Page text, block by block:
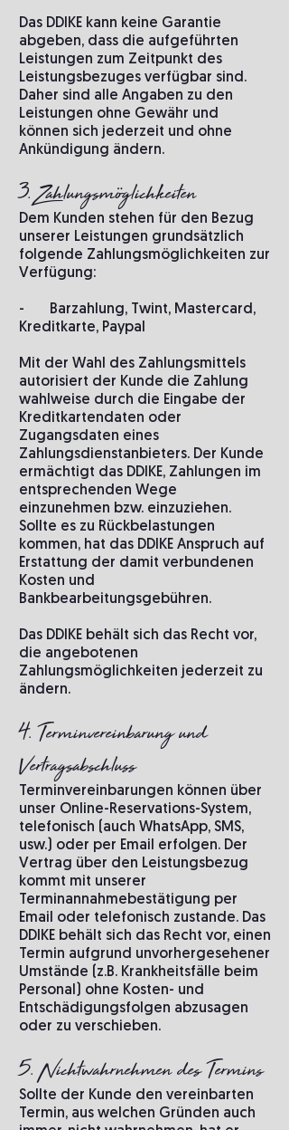
Das DDIKE kann keine Garantie
abgeben, dass die aufgeführten
Leistungen zum Zeitpunkt des
Leistungsbezuges verfügbar sind.
Daher sind alle Angaben zu den
Leistungen ohne Gewähr und
können sich jederzeit und ohne
Ankündigung ändern.
3. Zahlungsmöglichkeiten
Dem Kunden stehen für den Bezug
unserer Leistungen grundsätzlich
folgende Zahlungsmöglichkeiten zur
Verfügung:
- Barzahlung, Twint, Mastercard,
Kreditkarte, Paypal
Mit der Wahl des Zahlungsmittels
autorisiert der Kunde die Zahlung
wahlweise durch die Eingabe der
Kreditkartendaten oder
Zugangsdaten eines
Zahlungsdienstanbieters. Der Kunde
ermächtigt das DDIKE, Zahlungen im
entsprechenden Wege
einzunehmen bzw. einzuziehen.
Sollte es zu Rückbelastungen
kommen, hat das DDIKE Anspruch auf
Erstattung der damit verbundenen
Kosten und
Bankbearbeitungsgebühren.
Das DDIKE behält sich das Recht vor,
die angebotenen
Zahlungsmöglichkeiten jederzeit zu
ändern.
4. Terminvereinbarung und
Vertragsabschluss
Terminvereinbarungen können über
unser Online-Reservations-System,
telefonisch (auch WhatsApp, SMS,
usw.) oder per Email erfolgen. Der
Vertrag über den Leistungsbezug
kommt mit unserer
Terminannahmebestätigung per
Email oder telefonisch zustande. Das
DDIKE behält sich das Recht vor, einen
Termin aufgrund unvorhergesehener
Umstände (z.B. Krankheitsfälle beim
Personal) ohne Kosten- und
Entschädigungsfolgen abzusagen
oder zu verschieben.
5. Nichtwahrnehmen des Termins
Sollte der Kunde den vereinbarten
Termin, aus welchen Gründen auch